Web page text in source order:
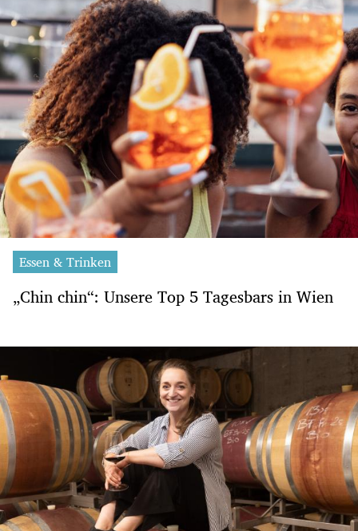
Essen & Trinken
„Chin chin“: Unsere Top 5 Tagesbars in Wien